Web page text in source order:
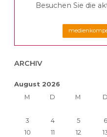
Besuchen Sie die
ARCHIV
August 2026
M
D M D
3
4 5 6
10
11 12